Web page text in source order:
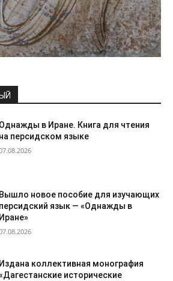
Однажды в Иране. Книга для чтения
на персидском языке
Вышло новое пособие для изучающих
персидский язык — «Однажды в
Иране»
Издана коллективная монография
исторические